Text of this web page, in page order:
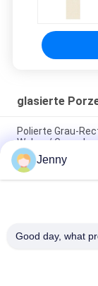
glasierte
Polierte Grau-
Wohn- /
Glanzverglasete,
Oberflächen mit
Weiße
Jenny
Good day, what